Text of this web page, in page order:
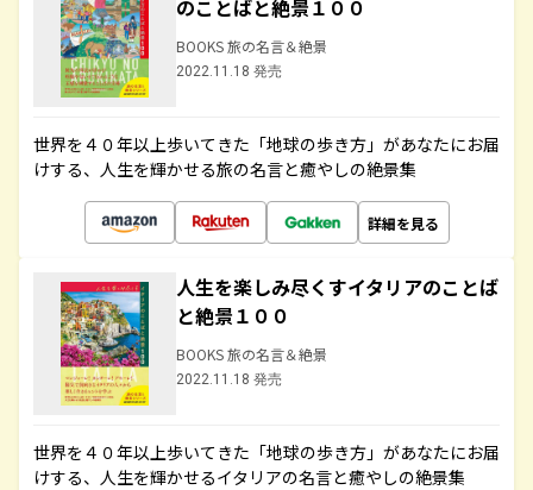
のことばと絶景１００
BOOKS 旅の名言＆絶景
2022.11.18 発売
世界を４０年以上歩いてきた「地球の歩き方」があなたにお届
けする、人生を輝かせる旅の名言と癒やしの絶景集
詳細を見る
人生を楽しみ尽くすイタリアのことば
と絶景１００
BOOKS 旅の名言＆絶景
2022.11.18 発売
世界を４０年以上歩いてきた「地球の歩き方」があなたにお届
けする、人生を輝かせるイタリアの名言と癒やしの絶景集